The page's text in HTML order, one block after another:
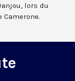
lors du